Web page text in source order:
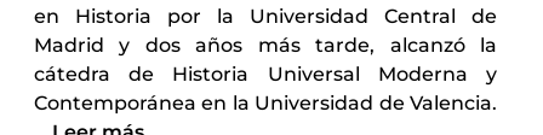
en Historia por la Universidad Central de
Madrid y dos años más tarde, alcanzó la
cátedra de Historia Universal Moderna y
Contemporánea en la Universidad de Valencia.